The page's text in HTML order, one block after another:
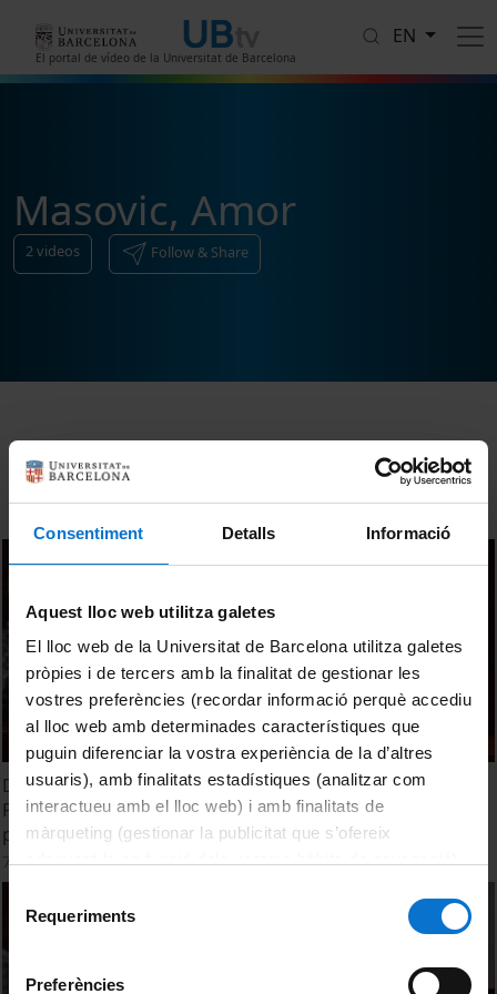
Consentiment Detalls Informació
Aquest lloc web utilitza galetes
El lloc web de la Universitat de Barcelona utilitza galetes
pròpies i de tercers amb la finalitat de gestionar les
vostres preferències (recordar informació perquè accediu
al lloc web amb determinades característiques que
puguin diferenciar la vostra experiència de la d’altres
usuaris), amb finalitats estadístiques (analitzar com
interactueu amb el lloc web) i amb finalitats de
màrqueting (gestionar la publicitat que s’ofereix
consultar laPolítica de galetes del lloc web de la
Requeriments
Preferències
El portal de vídeo de la Universitat de Barcelona
EN
Masovic, Amor
2videos Follow & Share
Sort
Debate. 3rd Round table: Power and Memory in Europe.
Projects and gaps in national and European memorial
policies
7 May, 2014